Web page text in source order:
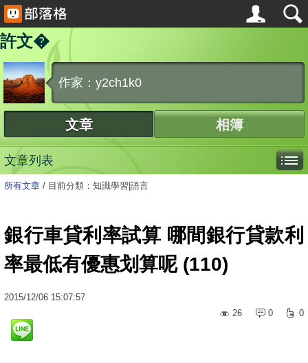
許文�
作家：y2ch1k0
文章 相簿
文章列表
所有文章 / 目前分類：知識學習|語言
銀行車貸利率試算 哪間銀行貸款利
率最低有優惠划算呢 (110)
2015/12/06 15:07:57
26
0 0